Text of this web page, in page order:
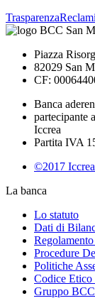
TrasparenzaReclami
Piazza
82029 San
CF:
Banca
partecipante
Iccrea
Partita IVA
©2017
La banca
Lo statuto
Dati di
Procedure
Politiche
Codice
Gruppo